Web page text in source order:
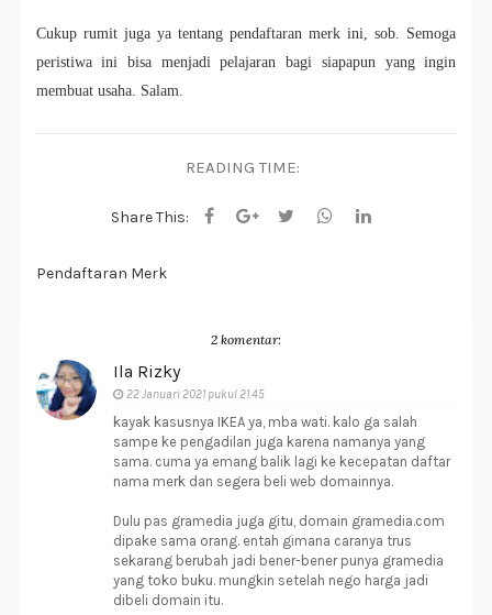
Cukup rumit juga ya tentang pendaftaran merk ini, sob. Semoga
peristiwa ini bisa menjadi pelajaran bagi siapapun yang ingin
membuat usaha. Salam.
READING TIME:
Share This:
Pendaftaran Merk
2 komentar:
Ila Rizky
22 Januari 2021 pukul 21.45
kayak kasusnya IKEA ya, mba wati. kalo ga salah
sampe ke pengadilan juga karena namanya yang
sama. cuma ya emang balik lagi ke kecepatan daftar
nama merk dan segera beli web domainnya.
Dulu pas gramedia juga gitu, domain gramedia.com
dipake sama orang. entah gimana caranya trus
sekarang berubah jadi bener-bener punya gramedia
yang toko buku. mungkin setelah nego harga jadi
dibeli domain itu.